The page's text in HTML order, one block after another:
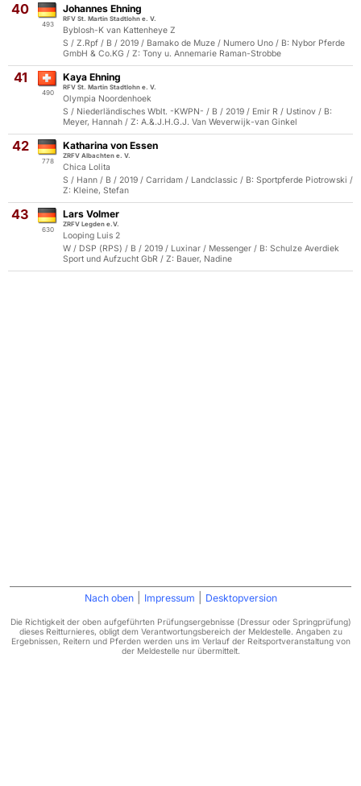
40
493
Johannes Ehning
RFV St. Martin Stadtlohn e. V.
Byblosh-K van Kattenheye Z
S / Z.Rpf / B / 2019 / Bamako de Muze / Numero Uno / B: Nybor Pferde
GmbH & Co.KG / Z: Tony u. Annemarie Raman-Strobbe
41
490
Kaya Ehning
RFV St. Martin Stadtlohn e. V.
Olympia Noordenhoek
S / Niederländisches Wblt. -KWPN- / B / 2019 / Emir R / Ustinov / B:
Meyer, Hannah / Z: A.&.J.H.G.J. Van Weverwijk-van Ginkel
42
778
Katharina von Essen
ZRFV Albachten e. V.
Chica Lolita
S / Hann / B / 2019 / Carridam / Landclassic / B: Sportpferde Piotrowski /
Z: Kleine, Stefan
43
630
Lars Volmer
ZRFV Legden e.V.
Looping Luis 2
W / DSP (RPS) / B / 2019 / Luxinar / Messenger / B: Schulze Averdiek
Sport und Aufzucht GbR / Z: Bauer, Nadine
Nach oben Impressum Desktopversion
Die Richtigkeit der oben aufgeführten Prüfungsergebnisse (Dressur oder Springprüfung)
dieses Reitturnieres, obligt dem Verantwortungsbereich der Meldestelle. Angaben zu
Ergebnissen, Reitern und Pferden werden uns im Verlauf der Reitsportveranstaltung von
der Meldestelle nur übermittelt.